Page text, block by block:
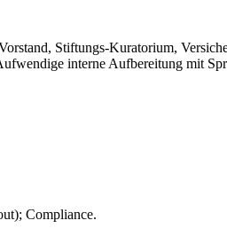
Stiftungs-Kuratorium,
interne Aufbereitung mit
Compliance.